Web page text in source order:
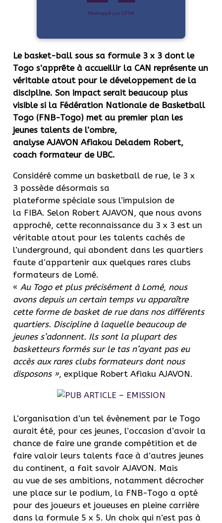
Développé par OTIYA
Le basket-ball sous sa formule 3 x 3 dont le
Togo s’apprête à accueillir la CAN représente un
véritable atout pour le développement de la
discipline. Son impact serait beaucoup plus
visible si la Fédération Nationale de Basketball
Togo (FNB-Togo) met au premier plan les
jeunes talents de l’ombre,
analyse AJAVON Afiakou Deladem Robert,
coach formateur de UBC.
Considéré comme un basketball de rue, le 3 x
3 possède désormais sa
plateforme spéciale sous l’impulsion de
la FIBA. Selon Robert AJAVON , que nous avons
approché, cette reconnaissance du 3 x 3 est un
véritable atout pour les talents cachés de
l’underground, qui abondent dans les quartiers
faute d’appartenir aux quelques rares clubs
formateurs de Lomé.
« AuTogo et plus précisément à Lomé, nous
avons depuis un certain temps vu apparaître
cette forme de basket de rue dans nos différents
quartiers. Discipline à laquellebeaucoup de
jeunes s’adonnent. Ils sont la plupart des
basketteurs formés sur le tas n’ayant pas eu
accès aux rares clubs formateursdont nous
disposons », explique Robert Afiaku AJAVON.
L’organisation d’un tel évènement par le Togo
aurait été, pour ces jeunes, l’occasion d’avoir la
chance de faire une grande compétition et de
faire valoir leurs talents face à d’autres jeunes
du continent, a fait savoir AJAVON. Mais
au vue de ses ambitions, notamment décrocher
une place sur le podium, la FNB-Togo a opté
pour des joueurs et joueuses en pleine carrière
dans la formule 5 x 5. Un choix qui n’est pas à